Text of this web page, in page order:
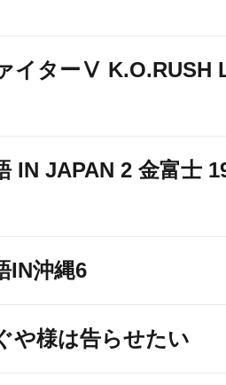
イターⅤ K.O.RUSH
IN JAPAN 2 金富士
IN沖縄6
や様は告らせたい